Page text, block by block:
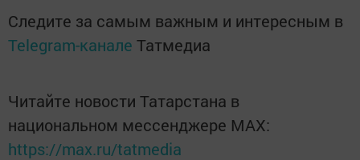
Следите за самым важным и интересным в
Telegram-канале Татмедиа
Читайте новости Татарстана в
национальном мессенджере MАХ:
https://max.ru/tatmedia